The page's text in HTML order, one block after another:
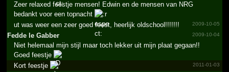
Zeer relaxed feestje mensen! Edwin en de mensen van NRG
bedankt voor een topnacht
2009-10-05
ut was weer een zeer goed feest, heerlijk oldschool!!!!!!!
Fedde le Gabber
2009-10-04
Niet helemaal mijn stijl maar toch lekker uit mijn plaat gegaan!!
Goed feestje
2011-01-03
Kort feestje